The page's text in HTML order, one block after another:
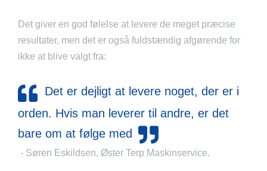
Det giver en god følelse at levere de meget præcise
resultater, men det er også fuldstændig afgørende for
ikke at blive valgt fra:
Det er dejligt at levere noget, der er i
orden. Hvis man leverer til andre, er det
bare om at følge med
- Søren Eskildsen, Øster Terp Maskinservice.